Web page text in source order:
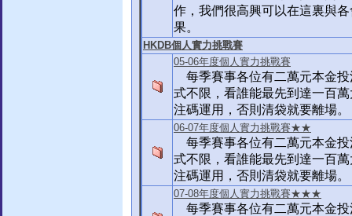
作，我們很高興可以在這裏與
果。
HKDB個人實力挑戰賽
05-06年度個人實力挑戰賽
每季賽事各位有二萬元本金投
式不限，看誰能最先到達一百
注碼運用，否則清袋就要離場。
06-07年度個人實力挑戰賽★★
每季賽事各位有二萬元本金投
式不限，看誰能最先到達一百
注碼運用，否則清袋就要離場。
07-08年度個人實力挑戰賽★★★
每季賽事各位有二萬元本金投